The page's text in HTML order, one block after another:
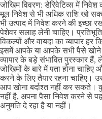
जोखिम विवरण: डेरिवेटिव्स में
मूल निवेश से भी अधिक राशि खो
भी उत्पाद में निवेश करने की इच्छा
पेशेवर सलाह लेनी चाहिए।
विकल्पों और वायदा का व्यापार
इसमें आपके या आपके सभी पैसे खोने
व्यापार के बड़े संभावित पुरस्कार
जोखिमों के बारे में पता होना
करने के लिए तैयार रहना चाहिए।
आप खोना बर्दाश्त नहीं कर सकते।
नहीं है, अपना पैसा निवेश करने से
अनुमति दे रहा है या नहीं।